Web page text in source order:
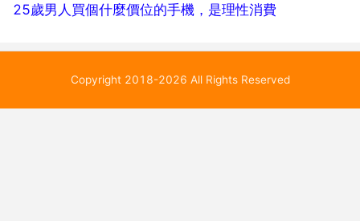
25歲男人買個什麼價位的手機，是理性消費
Copyright 2018-2026 All Rights Reserved